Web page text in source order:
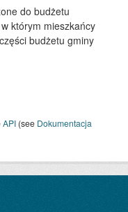
do budżetu
którym mieszkańcy
budżetu gminy
API (see Dokumentacja